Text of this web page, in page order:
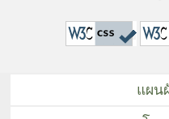
แผน